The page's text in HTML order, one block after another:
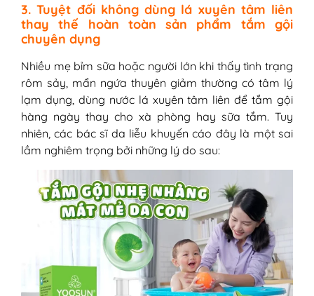
3. Tuyệt đối không dùng lá xuyên tâm liên
thay thế hoàn toàn sản phẩm tắm gội
chuyên dụng
Nhiều mẹ bỉm sữa hoặc người lớn khi thấy tình trạng
rôm sảy, mẩn ngứa thuyên giảm thường có tâm lý
lạm dụng, dùng nước lá xuyên tâm liên để tắm gội
hàng ngày thay cho xà phòng hay sữa tắm. Tuy
nhiên, các bác sĩ da liễu khuyến cáo đây là một sai
lầm nghiêm trọng bởi những lý do sau: